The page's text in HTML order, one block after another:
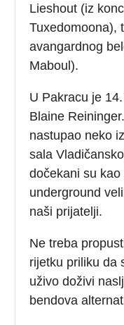
Lieshout (iz
Tuxedomoona),
avangardnog
Maboul).
U Pakracu je
Blaine
nastupao neko
sala
dočekani su
underground
naši prijatelji.
Ne treba
rijetku priliku da
uživo doživi
bendova